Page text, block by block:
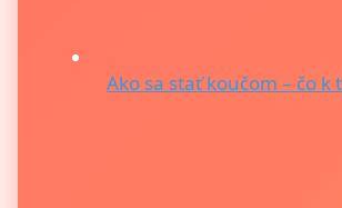
Ako sa stať koučom – čo k